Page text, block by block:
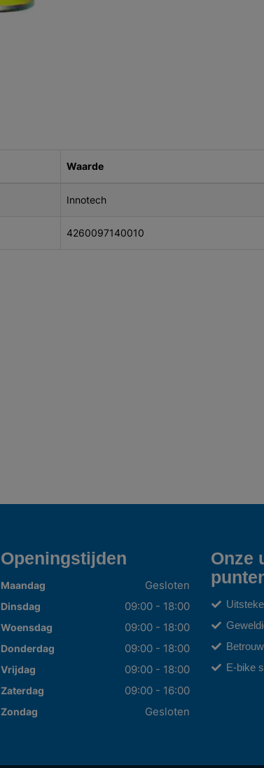
Waarde
Innotech
4260097140010
Openingstijden
Maandag Gesloten
Dinsdag 09:00 - 18:00
Woensdag 09:00 - 18:00
Donderdag 09:00 - 18:00
Vrijdag 09:00 - 18:00
Zaterdag 09:00 - 16:00
Zondag Gesloten
Onze
E-bike